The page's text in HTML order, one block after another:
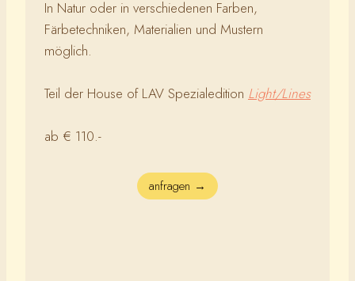
In Natur oder in verschiedenen Farben,
Färbetechniken, Materialien und Mustern
möglich.
Teil der House of LAV Spezialedition Light/Lines
ab € 110.-
anfragen →